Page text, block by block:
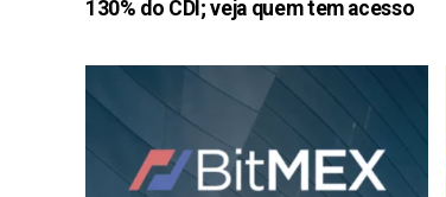
130% do CDI; veja quem tem acesso